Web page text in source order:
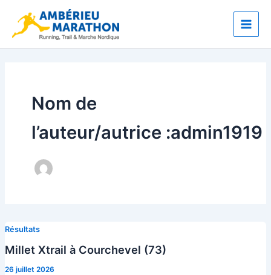
contenu
Main
Nom de
l’auteur/autrice :admin1919
Résultats
Millet Xtrail à Courchevel (73)
26 juillet 2026